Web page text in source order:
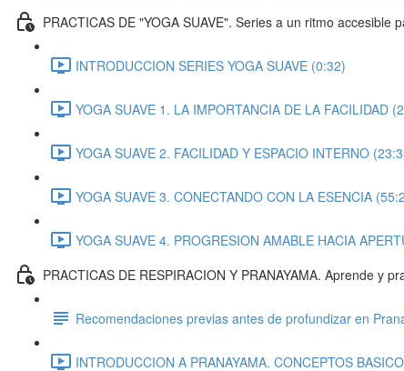
PRACTICAS DE "YOGA SUAVE". Series a un ritmo accesible
INTRODUCCION SERIES YOGA SUAVE (0:32)
YOGA SUAVE 1. LA IMPORTANCIA DE LA FACILIDAD
YOGA SUAVE 2. FACILIDAD Y ESPACIO INTERNO
YOGA SUAVE 3. CONECTANDO CON LA ESENCIA
YOGA SUAVE 4. PROGRESION AMABLE HACIA
PRACTICAS DE RESPIRACION Y PRANAYAMA. Aprende y
Recomendaciones previas antes de profundizar en
INTRODUCCION A PRANAYAMA. CONCEPTOS